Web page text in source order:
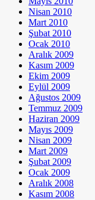
Nisan 2010
Mart 2010
Şubat 2010
Ocak 2010
Aralık 2009
Kasım 2009
Ekim 2009
Eylül 2009
Ağustos 2009
Temmuz 2009
Haziran 2009
Mayıs 2009
Nisan 2009
Mart 2009
Şubat 2009
Ocak 2009
Aralık 2008
Kasım 2008